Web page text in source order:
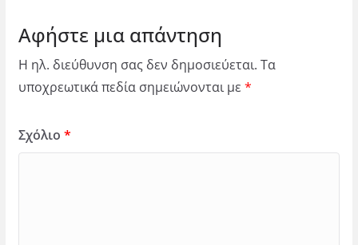
Αφήστε μια απάντηση
Η ηλ. διεύθυνση σας δεν δημοσιεύεται. Τα
υποχρεωτικά πεδία σημειώνονται με *
Σχόλιο *